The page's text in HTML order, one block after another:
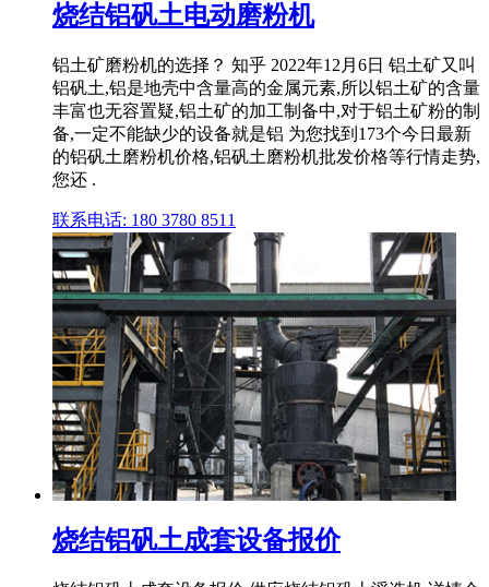
烧结铝矾土电动磨粉机
铝土矿磨粉机的选择？ 知乎 2022年12月6日 铝土矿又叫
铝矾土,铝是地壳中含量高的金属元素,所以铝土矿的含量
丰富也无容置疑,铝土矿的加工制备中,对于铝土矿粉的制
备,一定不能缺少的设备就是铝 为您找到173个今日最新
的铝矾土磨粉机价格,铝矾土磨粉机批发价格等行情走势,
您还 .
联系电话: 180 3780 8511
烧结铝矾土成套设备报价